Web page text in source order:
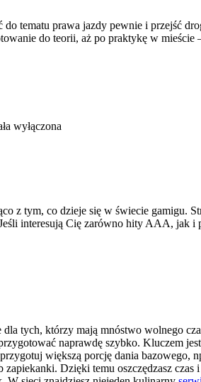
tematu prawa jazdy pewnie i przejść
do teorii, aż po praktykę w
wyłączona
z tym, co dzieje się w świecie gamigu.
interesują Cię zarówno hity AAA, jak
tych, którzy mają mnóstwo wolnego
naprawdę szybko. Kluczem
większą porcję dania
Dzięki temu oszczędzasz